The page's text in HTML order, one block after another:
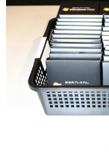
ショッピング